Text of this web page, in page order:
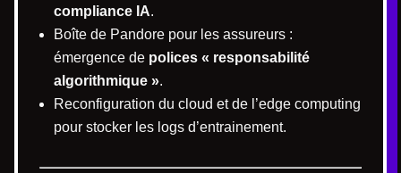
compliance IA.
Boîte de Pandore pour les assureurs :
émergence de polices « responsabilité
algorithmique ».
Reconfiguration du cloud et de l’edge computing
pour stocker les logs d’entrainement.